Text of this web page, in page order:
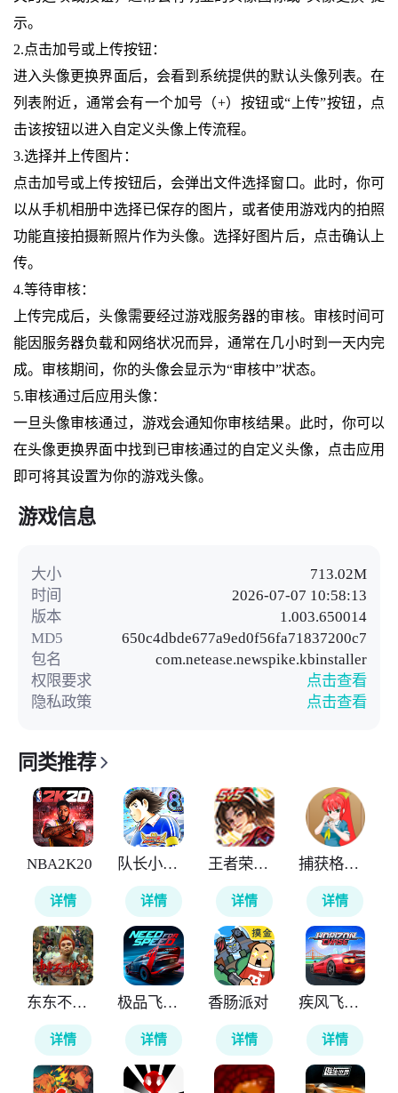
示。
2.点击加号或上传按钮：
进入头像更换界面后，会看到系统提供的默认头像列表。在
列表附近，通常会有一个加号（+）按钮或“上传”按钮，点
击该按钮以进入自定义头像上传流程。
3.选择并上传图片：
点击加号或上传按钮后，会弹出文件选择窗口。此时，你可
以从手机相册中选择已保存的图片，或者使用游戏内的拍照
功能直接拍摄新照片作为头像。选择好图片后，点击确认上
传。
4.等待审核：
上传完成后，头像需要经过游戏服务器的审核。审核时间可
能因服务器负载和网络状况而异，通常在几小时到一天内完
成。审核期间，你的头像会显示为“审核中”状态。
5.审核通过后应用头像：
一旦头像审核通过，游戏会通知你审核结果。此时，你可以
在头像更换界面中找到已审核通过的自定义头像，点击应用
即可将其设置为你的游戏头像。
游戏信息
大小
713.02M
时间
2026-07-07 10:58:13
版本
1.003.650014
MD5
650c4dbde677a9ed0f56fa71837200c7
包名
com.netease.newspike.kbinstaller
权限要求
点击查看
隐私政策
点击查看
同类推荐
NBA2K20
详情
队长小翼最强十一人
详情
王者荣耀全球国际服
详情
捕获格斗娘
详情
东东不死传说
详情
极品飞车无极限
详情
香肠派对
详情
疾风飞车世界
详情